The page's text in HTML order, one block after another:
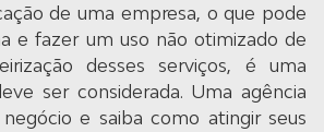
de uma empresa, o que pode
e fazer um uso não otimizado de
desses serviços, é uma
ser considerada. Uma agência
e saiba como atingir seus